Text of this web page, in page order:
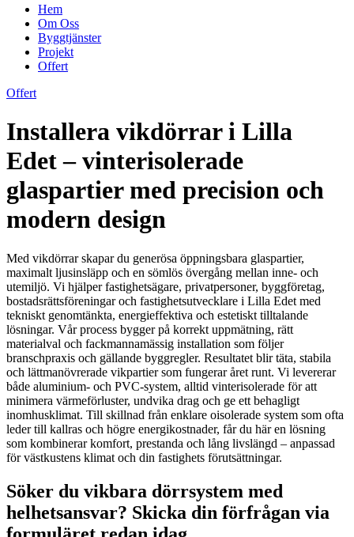
Hem
Om Oss
Byggtjänster
Projekt
Offert
Offert
Installera vikdörrar i Lilla
Edet – vinterisolerade
glaspartier med precision och
modern design
Med vikdörrar skapar du generösa öppningsbara glaspartier,
maximalt ljusinsläpp och en sömlös övergång mellan inne- och
utemiljö. Vi hjälper fastighetsägare, privatpersoner, byggföretag,
bostadsrättsföreningar och fastighetsutvecklare i Lilla Edet med
tekniskt genomtänkta, energieffektiva och estetiskt tilltalande
lösningar. Vår process bygger på korrekt uppmätning, rätt
materialval och fackmannamässig installation som följer
branschpraxis och gällande byggregler. Resultatet blir täta, stabila
och lättmanövrerade vikpartier som fungerar året runt. Vi levererar
både aluminium- och PVC-system, alltid vinterisolerade för att
minimera värmeförluster, undvika drag och ge ett behagligt
inomhusklimat. Till skillnad från enklare oisolerade system som ofta
leder till kallras och högre energikostnader, får du här en lösning
som kombinerar komfort, prestanda och lång livslängd – anpassad
för västkustens klimat och din fastighets förutsättningar.
Söker du vikbara dörrsystem med
helhetsansvar? Skicka din förfrågan via